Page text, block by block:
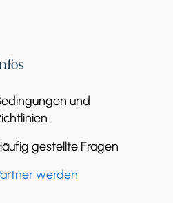
und
gestellte Fragen
werden